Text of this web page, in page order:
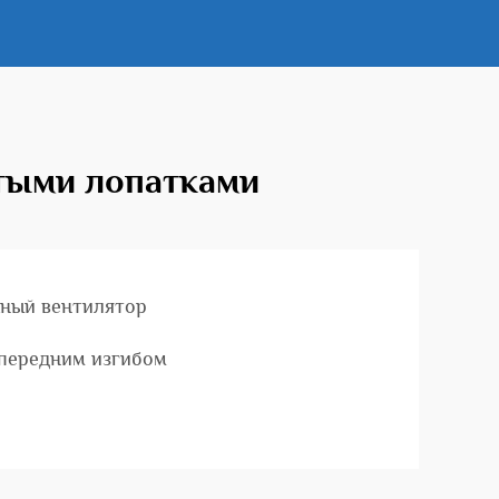
лопатками
вентилятор
изгибом